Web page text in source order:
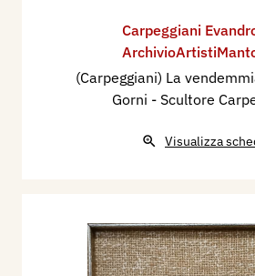
Carpeggiani
(Carpeggiani) La
Gorni - Scultore
Visualizza